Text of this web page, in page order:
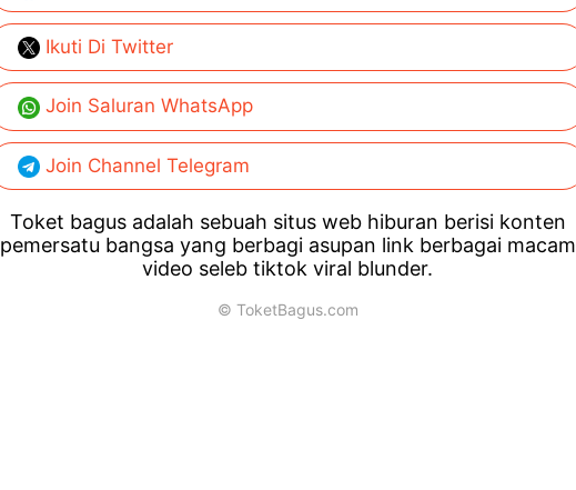
Ikuti Di Twitter
Join Saluran WhatsApp
Join Channel Telegram
Toket bagus adalah sebuah situs web hiburan berisi konten
pemersatu bangsa yang berbagi asupan link berbagai macam
video seleb tiktok viral blunder.
© ToketBagus.com